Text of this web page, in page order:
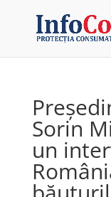
Sorin
un